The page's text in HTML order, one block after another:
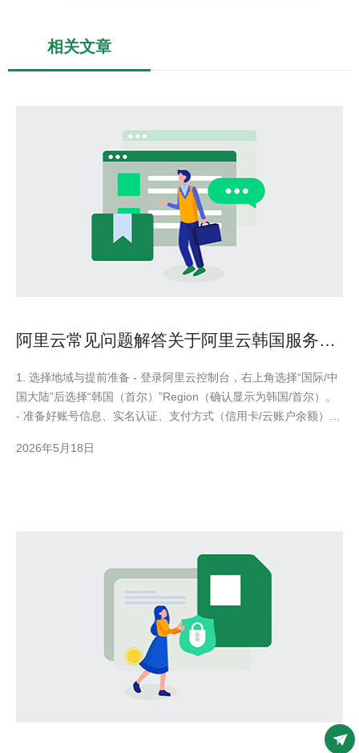
相关文章
阿里云常见问题解答关于阿里云韩国服务器
1. 选择地域与提前准备 - 登录阿里云控制台，右上角选择“国际/中
国大陆”后选择“韩国（首尔）”Region（确认显示为韩国/首尔）。
- 准备好账号信息、实名认证、支付方式（信用卡/云账户余额）。
2026年5月18日